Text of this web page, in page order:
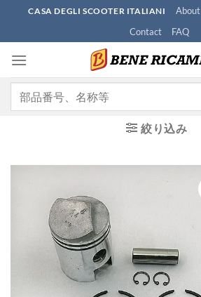
content
CASA DEGLI SCOOTER ITALIANI About
Contact
FAQ
絞り込み